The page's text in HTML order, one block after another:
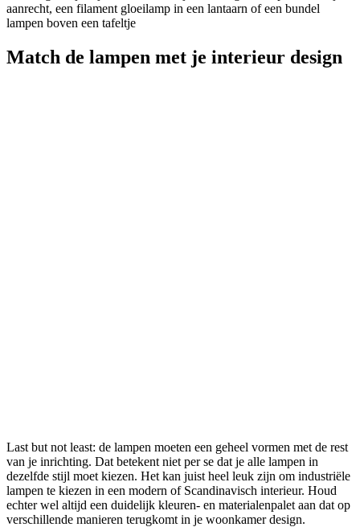
aanrecht, een filament gloeilamp in een lantaarn of een bundel
lampen boven een tafeltje
Match de lampen met je interieur design
Last but not least: de lampen moeten een geheel vormen met de rest
van je inrichting. Dat betekent niet per se dat je alle lampen in
dezelfde stijl moet kiezen. Het kan juist heel leuk zijn om industriële
lampen te kiezen in een modern of Scandinavisch interieur. Houd
echter wel altijd een duidelijk kleuren- en materialenpalet aan dat op
verschillende manieren terugkomt in je woonkamer design.